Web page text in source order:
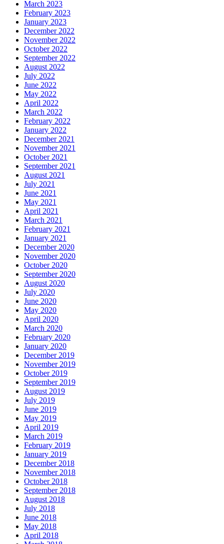
March 2023
February 2023
January 2023
December 2022
November 2022
October 2022
September 2022
August 2022
July 2022
June 2022
May 2022
April 2022
March 2022
February 2022
January 2022
December 2021
November 2021
October 2021
September 2021
August 2021
July 2021
June 2021
May 2021
April 2021
March 2021
February 2021
January 2021
December 2020
November 2020
October 2020
September 2020
August 2020
July 2020
June 2020
May 2020
April 2020
March 2020
February 2020
January 2020
December 2019
November 2019
October 2019
September 2019
August 2019
July 2019
June 2019
May 2019
April 2019
March 2019
February 2019
January 2019
December 2018
November 2018
October 2018
September 2018
August 2018
July 2018
June 2018
May 2018
April 2018